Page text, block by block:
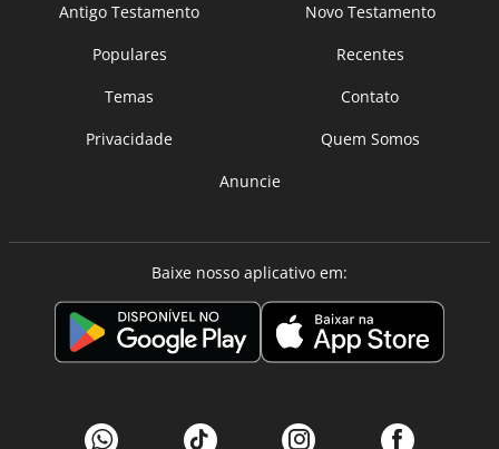
Antigo Testamento
Novo Testamento
Populares
Recentes
Temas
Contato
Privacidade
Quem Somos
Anuncie
Baixe nosso aplicativo em: